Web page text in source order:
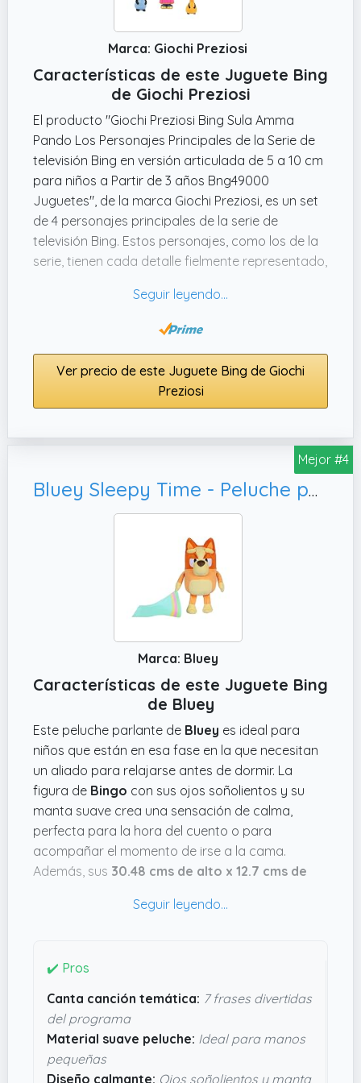
Marca: Giochi Preziosi
Características de este Juguete Bing
de Giochi Preziosi
El producto "Giochi Preziosi Bing Sula Amma
Pando Los Personajes Principales de la Serie de
televisión Bing en versión articulada de 5 a 10 cm
para niños a Partir de 3 años Bng49000
Juguetes", de la marca Giochi Preziosi, es un set
de 4 personajes principales de la serie de
televisión Bing. Estos personajes, como los de la
serie, tienen cada detalle fielmente representado,
mundo de Bing de una manera más realista.
Con colores brillantes y un tamaño que varía de
5 a 10 cm, estas figuras son perfectas para las
manos de los niños. Además, son compatibles
con los juegos de la línea Bing, lo que permite a
de la serie.
La caja del producto también cuenta con un asa,
lo que facilita llevarlo a cualquier lugar y disfrutar
recrear las aventuras de Bing y sus amigos de la
serie de televisión, fomentando su imaginación y
creatividad. El tamaño del producto es de 17.78
cms de altura x 2.54 cms de longitud x 12.7 cms
Ver precio de este Juguete Bing de Giochi
Preziosi
Mejor #4
Bluey Sleepy Time - Peluche parlante Bingo, 7 frases de espectáculo y canción temática
Marca: Bluey
Características de este Juguete Bing
de Bluey
Este peluche parlante de Bluey es ideal para
niños que están en esa fase en la que necesitan
un aliado para relajarse antes de dormir. La
figura de Bingo con sus ojos soñolientos y su
manta suave crea una sensación de calma,
perfecta para la hora del cuento o para
acompañar el momento de irse a la cama.
Además, sus 30.48 cms de alto x 12.7 cms de
para las manitas más pequeñas.
la canción temática y dice siete frases divertidas
también puede motivar a los peques a crear una
rutina para dormir. Materiales suaves y ese
diseño tierno dan garantía de que no es solo un
juguete, sino un compañero de noches
✔️ Pros
Canta canción temática: 7 frases divertidas
del programa
Material suave peluche: Ideal para manos
pequeñas
Diseño calmante: Ojos soñolientos y manta